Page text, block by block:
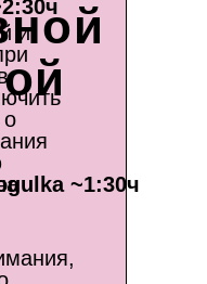
и
о
~1:30ч